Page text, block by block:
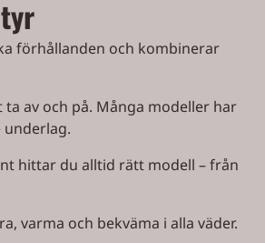
förhållanden och kombinerar
av och på. Många modeller har
hittar du alltid rätt modell – från
varma och bekväma i alla väder.